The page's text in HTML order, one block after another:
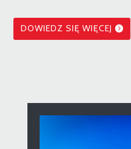
DOWIEDZ SIĘ WIĘCEJ